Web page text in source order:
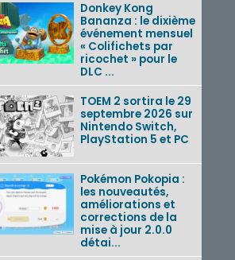
Donkey Kong
Bananza : le dixième
événement mensuel
« Colifichets par
ricochet » pour le
DLC ...
TOEM 2 sortira le 29
septembre 2026 sur
Nintendo Switch,
PlayStation 5 et PC
Pokémon Pokopia :
les nouveautés,
améliorations et
corrections de la
mise à jour 2.0.0
détai...